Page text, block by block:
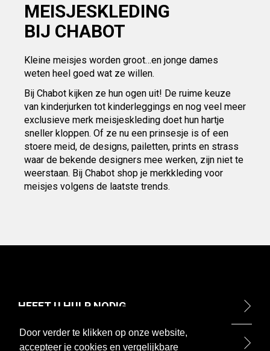
Door verder te klikken op onze website,
accepteer je cookies en vergelijkbare
MEISJESKLEDING
BIJ CHABOT
Kleine meisjes worden groot…en jonge dames
weten heel goed wat ze willen.
Bij Chabot kijken ze hun ogen uit! De ruime keuze
van kinderjurken tot kinderleggings en nog veel meer
exclusieve merk meisjeskleding doet hun hartje
sneller kloppen. Of ze nu een prinsesje is of een
stoere meid, de designs, pailetten, prints en strass
waar de bekende designers mee werken, zijn niet te
weerstaan. Bij Chabot shop je merkkleding voor
meisjes volgens de laatste trends.
HEEFT U HULP NODIG
ONTDEK